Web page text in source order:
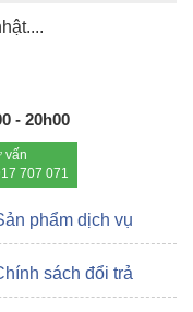
- 20h00
vấn
707 071
phẩm dịch vụ
sách đổi trả